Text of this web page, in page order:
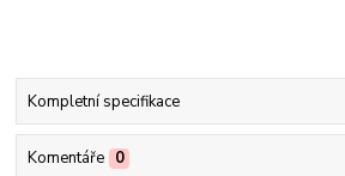
Kompletní specifikace
Komentáře 0